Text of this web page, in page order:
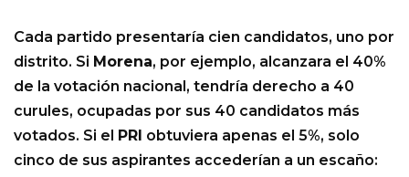
Cada partido presentaría cien candidatos, uno por
distrito. Si Morena, por ejemplo, alcanzara el 40%
de la votación nacional, tendría derecho a 40
curules, ocupadas por sus 40 candidatos más
votados. Si el
PRI obtuviera apenas el 5%, solo
cinco de sus aspirantes accederían a un escaño: